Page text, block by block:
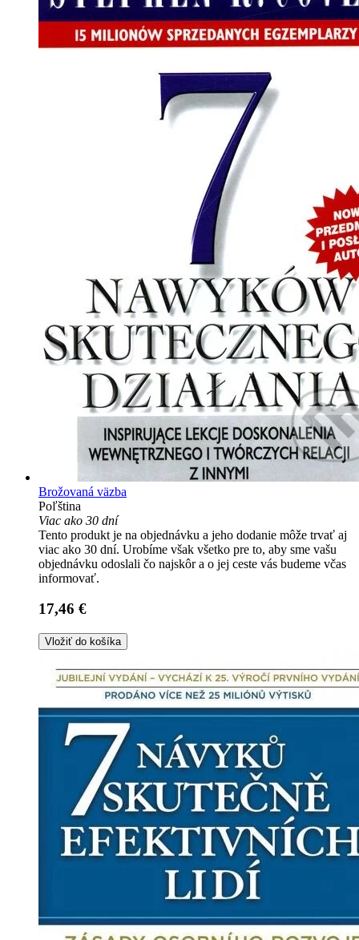
Brožovaná väzba
Poľština
Viac ako 30 dní
Tento produkt je na objednávku a jeho dodanie môže trvať aj
viac ako 30 dní. Urobíme však všetko pre to, aby sme vašu
objednávku odoslali čo najskôr a o jej ceste vás budeme včas
informovať.
17,46 €
Vložiť do košíka